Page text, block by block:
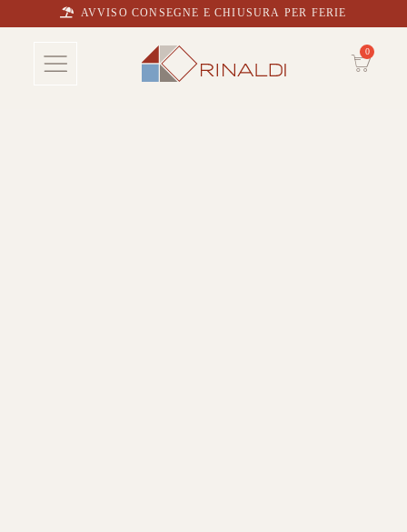
AVVISO CONSEGNE E CHIUSURA PER FERIE